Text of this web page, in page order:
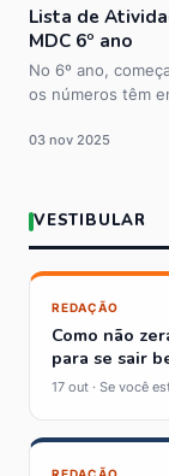
Lista de
MDC 6º ano
No 6º ano,
os números têm
03 nov 2025
VESTIBULAR
REDAÇÃO
Como não
para se sair
17 out · Se você